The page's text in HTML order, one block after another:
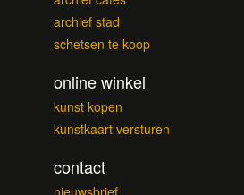
archief stad
schetsen te koop
online winkel
kunst kopen
kunstkaart versturen
contact
nieuwsbrief